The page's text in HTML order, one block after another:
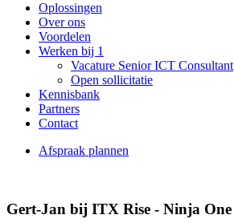
Oplossingen
Over ons
Voordelen
Werken bij 1
Vacature Senior ICT Consultant
Open sollicitatie
Kennisbank
Partners
Contact
Afspraak plannen
Gert-Jan bij ITX Rise - Ninja One